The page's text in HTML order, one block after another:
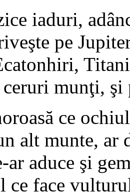
iaduri,
pe
munţi, şi
ce
alt munte, ar
ar aduce şi
ce face